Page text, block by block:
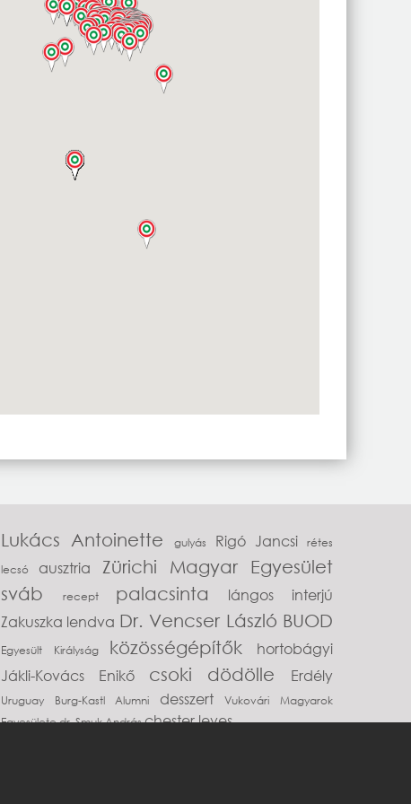
Lukács Antoinettegulyás Rigó Jancsirétes
lecsó ausztria Zürichi Magyar Egyesület
sváb
recept palacsinta lángos interjú
Zakuszka lendva Dr. Vencser László BUOD
Egyesült Királyság közösségépítők hortobágyi
Jákli-Kovács Enikő csoki dödölle Erdély
Uruguay Burg-Kastl Alumni desszertVukovári Magyarok
Egyesületedr. Smuk Andráschesterleves